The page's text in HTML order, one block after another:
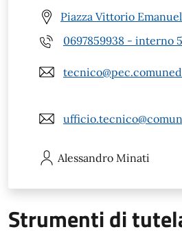
Piazza Vittorio
0697859938 - interno 5
Alessandro Minati
Strumenti di